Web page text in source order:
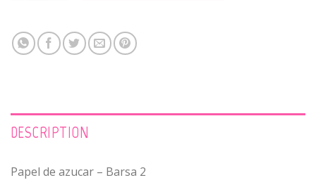
DESCRIPTION
Papel de azucar – Barsa 2